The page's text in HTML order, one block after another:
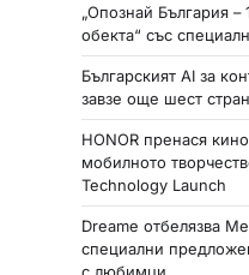
„Опознай България –
обекта“ със
Българският AI за
завзе още шест
HONOR пренася
мобилното
Technology Launch
Dreame отбелязва
специални
с любимци